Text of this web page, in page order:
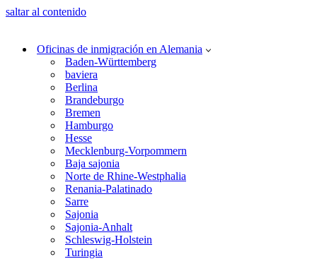
saltar al contenido
Oficinas de inmigración en Alemania
Baden-Württemberg
baviera
Berlina
Brandeburgo
Bremen
Hamburgo
Hesse
Mecklenburg-Vorpommern
Baja sajonia
Norte de Rhine-Westphalia
Renania-Palatinado
Sarre
Sajonia
Sajonia-Anhalt
Schleswig-Holstein
Turingia